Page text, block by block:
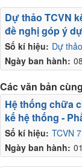
Số kí hiệu: Dự
Ngày ban hành:
Dự thảo TCVN
đề nghị góp ý
Các văn bản
Số kí hiệu: TCVN
Ngày ban hành:
Hệ thống chữa
kế hệ thống -